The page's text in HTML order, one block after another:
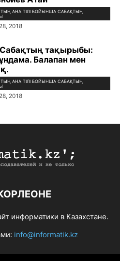
АНА ТІЛІ БОЙЫНША САБАҚТЫҢ
2018
тақырыбы:
Балапан мен
АНА ТІЛІ БОЙЫНША САБАҚТЫҢ
2018
информатики в Казахстане.
info@informatik.kz